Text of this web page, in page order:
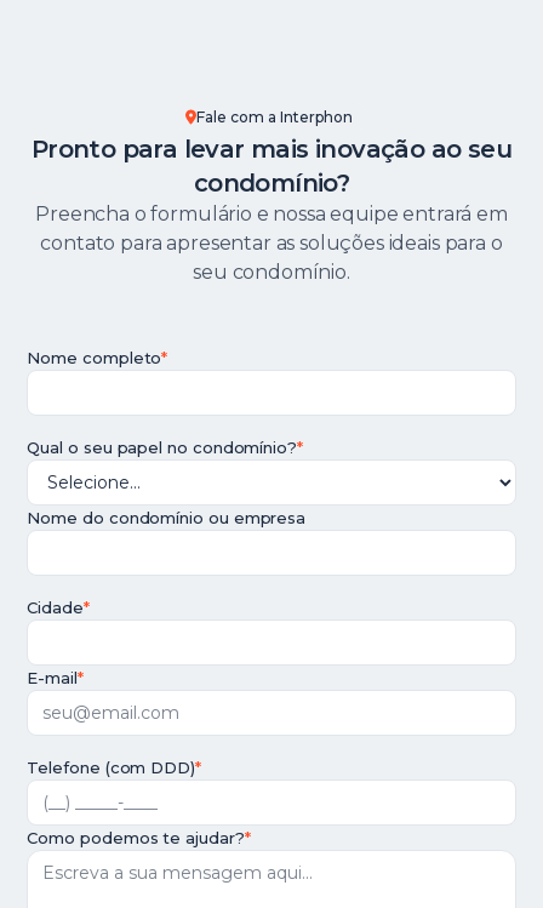
Fale com a Interphon
Pronto para levar mais inovação ao seu
condomínio?
Preencha o formulário e nossa equipe entrará em
contato para apresentar as soluções ideais para o
seu condomínio.
Nome completo*
Qual o seu papel no condomínio?*
Nome do condomínio ou empresa
Cidade*
E-mail*
Telefone (com DDD)*
Como podemos te ajudar?*